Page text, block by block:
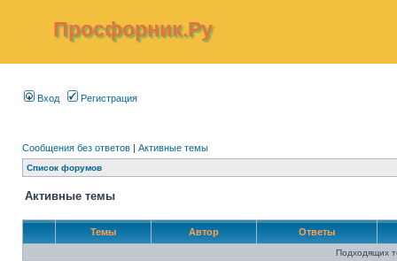
Просфорник.Ру
Вход Регистрация
Сообщения без ответов | Активные темы
Список форумов
Активные темы
Темы Автор Ответы
Подходящих